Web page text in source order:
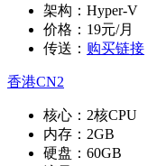
架构：Hyper-V
价格：19元/月
传送： 购买链接
香港CN2
核心：2核CPU
内存：2GB
硬盘：60GB